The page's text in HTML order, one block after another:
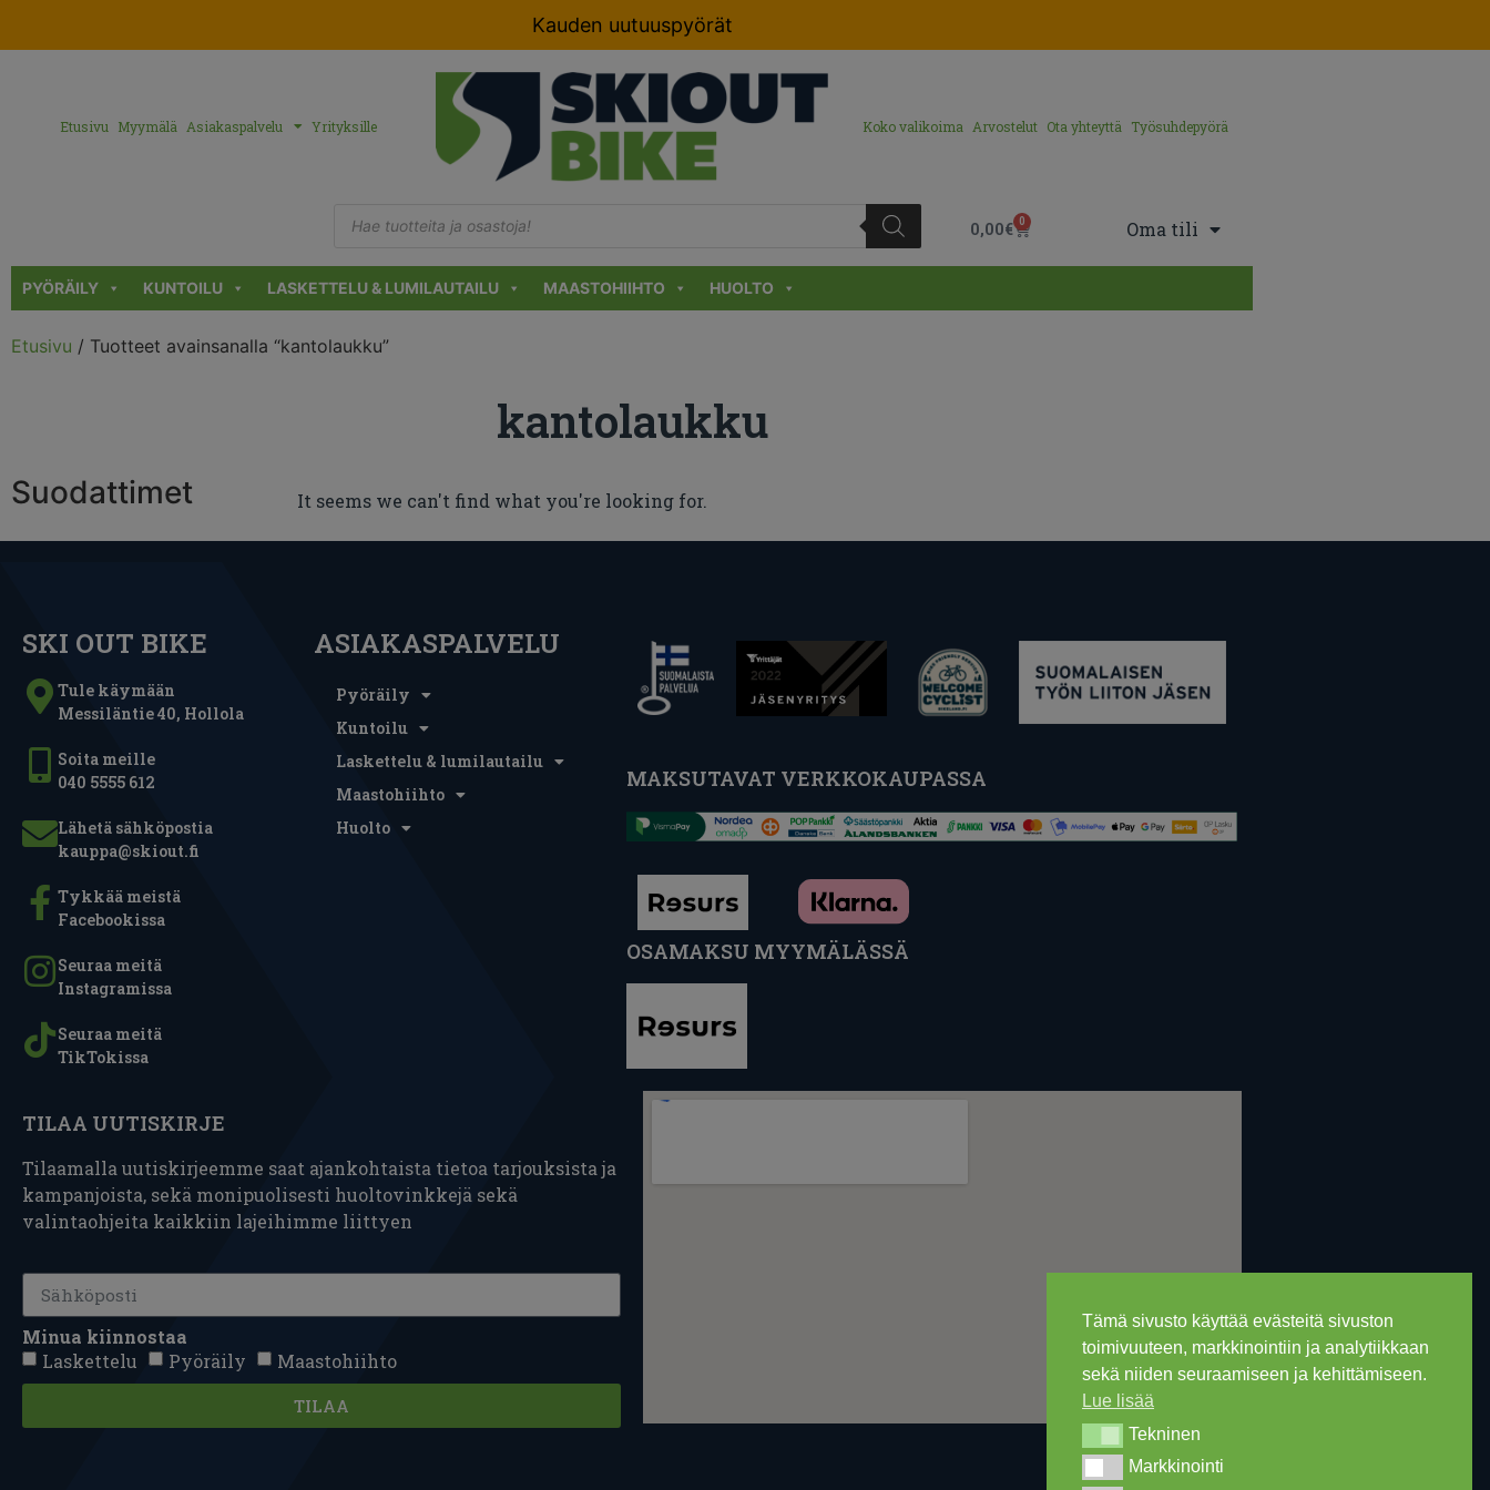
Tämä sivusto käyttää evästeitä sivuston
toimivuuteen, markkinointiin ja analytiikkaan
sekä niiden seuraamiseen ja kehittämiseen.
Lue lisää
TekninenTekninen
MarkkinointiMarkkinointi
Kauden uutuuspyörät
Etusivu Myymälä Asiakaspalvelu Yrityksille Koko valikoima Arvostelut Ota yhteyttä Työsuhdepyörä
0,00€ 0 Oma tili
PYÖRÄILY KUNTOILU LASKETTELU & LUMILAUTAILU MAASTOHIIHTO HUOLTO
Etusivu / Tuotteet avainsanalla “kantolaukku”
kantolaukku
Suodattimet It seems we can't find what you're looking for.
SKI OUT BIKE
Tule käymään
Messiläntie 40, Hollola
Soita meille
040 5555 612
Lähetä sähköpostia
kauppa@skiout.fi
Tykkää meistä
Facebookissa
Seuraa meitä
Instagramissa
Seuraa meitä
TikTokissa
ASIAKASPALVELU
Pyöräily
Kuntoilu
Laskettelu & lumilautailu
Maastohiihto
Huolto
MAKSUTAVAT VERKKOKAUPASSA
OSAMAKSU MYYMÄLÄSSÄ
TILAA UUTISKIRJE
Tilaamalla uutiskirjeemme saat ajankohtaista tietoa tarjouksista ja
kampanjoista, sekä monipuolisesti huoltovinkkejä sekä
valintaohjeita kaikkiin lajeihimme liittyen
Minua kiinnostaa
Laskettelu
Pyöräily Maastohiihto
TILAA